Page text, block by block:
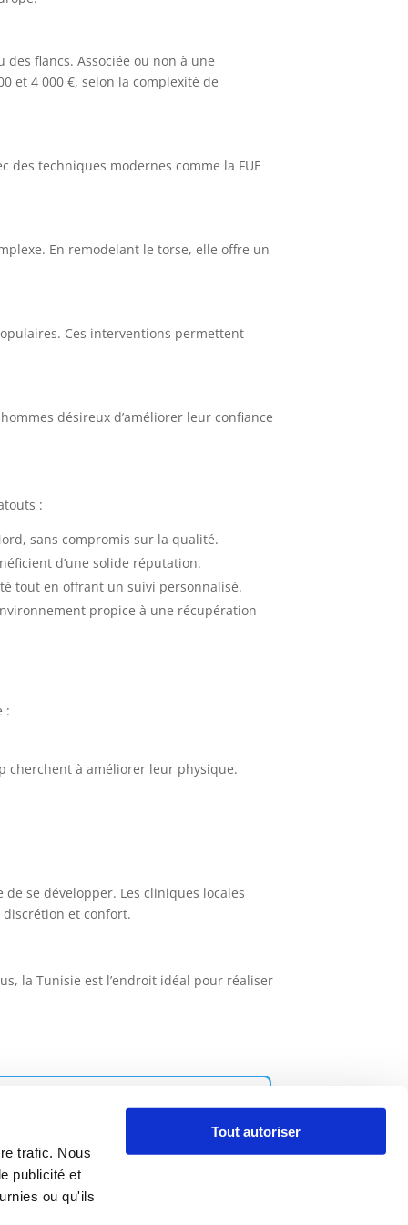
trafic. Nous
publicité et
ou qu'ils
Tout autoriser
flancs. Associée ou non à une
et 4 000 €, selon la complexité de
des techniques modernes comme la FUE
En remodelant le torse, elle offre un
Ces interventions permettent
désireux d’améliorer leur confiance
:
sans compromis sur la qualité.
d’une solide réputation.
tout en offrant un suivi personnalisé.
propice à une récupération
:
cherchent à améliorer leur physique.
se développer. Les cliniques locales
et confort.
la Tunisie est l’endroit idéal pour réaliser